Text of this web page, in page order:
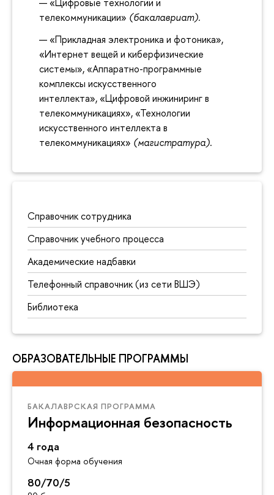
телекоммуникации» (бакалавриат).
«Прикладная электроника и фотоника»,
«Интернет вещей и киберфизические
системы», «Аппаратно-программные
комплексы искусственного
интеллекта», «Цифровой инжиниринг в
телекоммуникациях», «Технологии
искусственного интеллекта в
телекоммуникациях» (магистратура).
Справочник сотрудника
Справочник учебного процесса
Академические надбавки
Телефонный справочник (из сети ВШЭ)
Библиотека
ОБРАЗОВАТЕЛЬНЫЕ ПРОГРАММЫ
БАКАЛАВРСКАЯ ПРОГРАММА
Информационная безопасность
4 года
Очная форма обучения
80/70/5